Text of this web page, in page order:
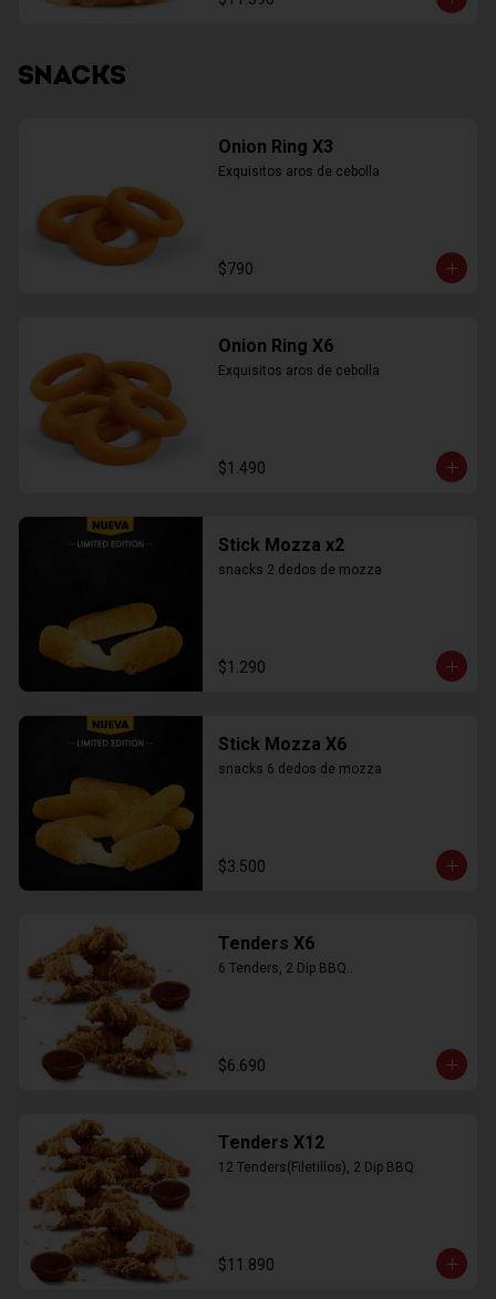
SNACKS
Onion Ring X3
Exquisitos aros de cebolla
$790
Onion Ring X6
Exquisitos aros de cebolla
$1.490
Stick Mozza x2
snacks 2 dedos de mozza
$1.290
Stick Mozza X6
snacks 6 dedos de mozza
$3.500
Tenders X6
6 Tenders, 2 Dip BBQ..
$6.690
Tenders X12
12 Tenders(Filetillos), 2 Dip BBQ
$11.890